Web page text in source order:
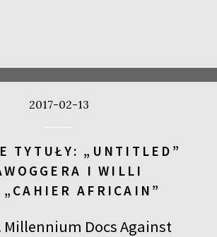
2017-02-13
TYTUŁY: „UNTITLED”
I WILLI
„CAHIER AFRICAIN”
Millennium Docs Against